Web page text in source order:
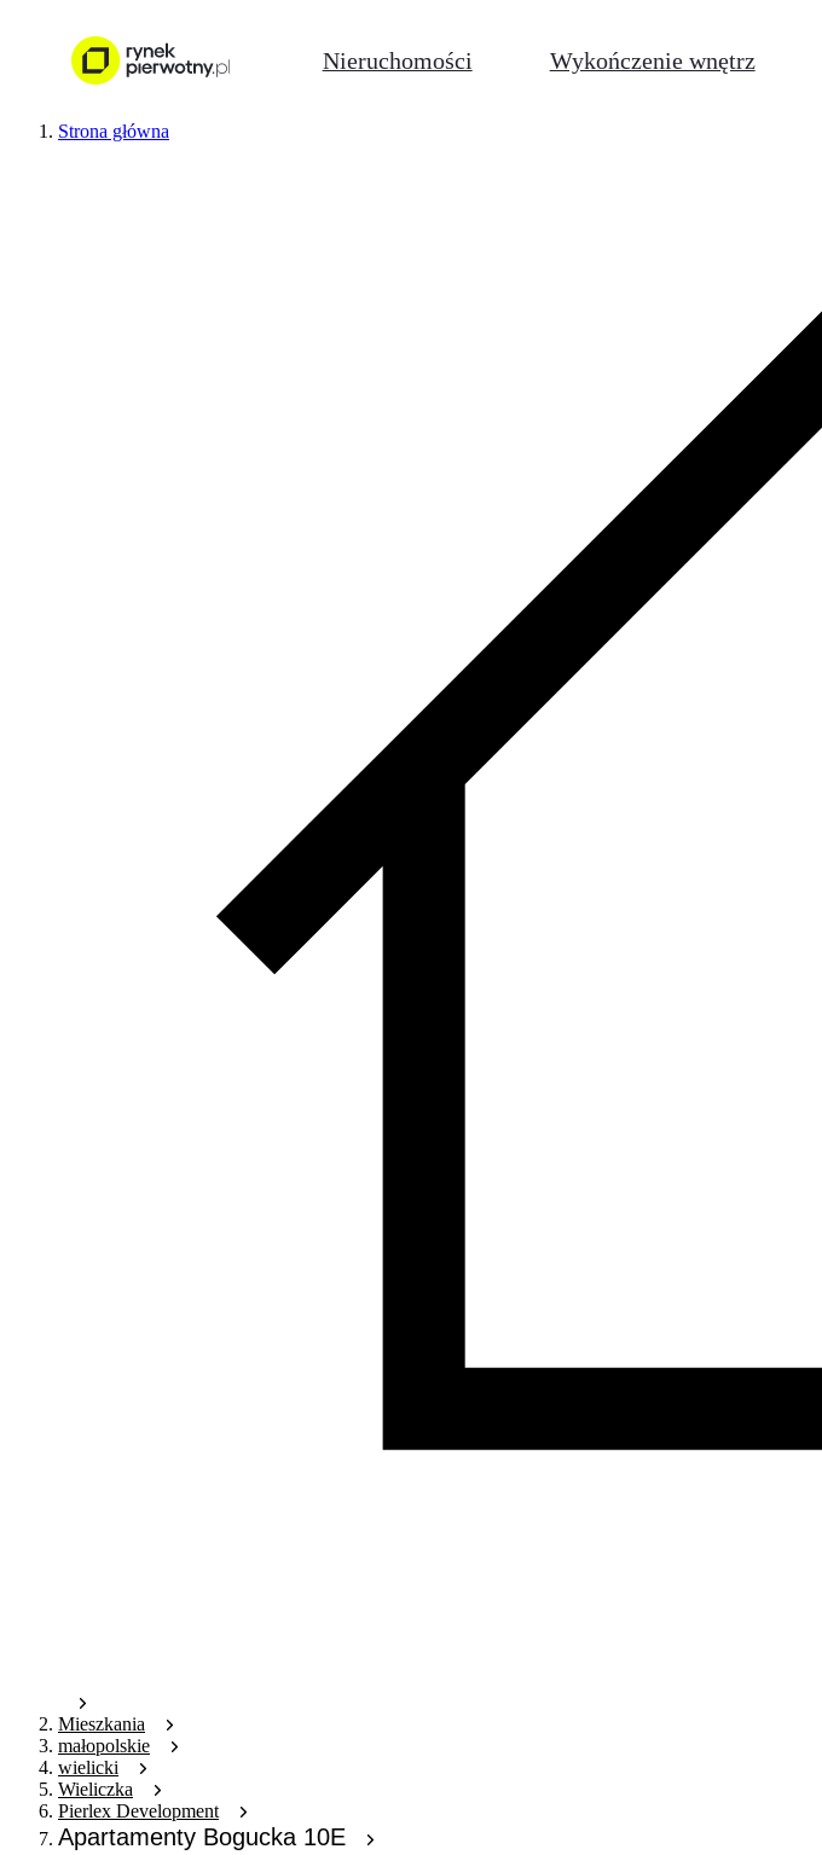
Nieruchomości Wykończenie wnętrz
Strona główna
Mieszkania
małopolskie
wielicki
Wieliczka
Pierlex Development
Apartamenty Bogucka 10E